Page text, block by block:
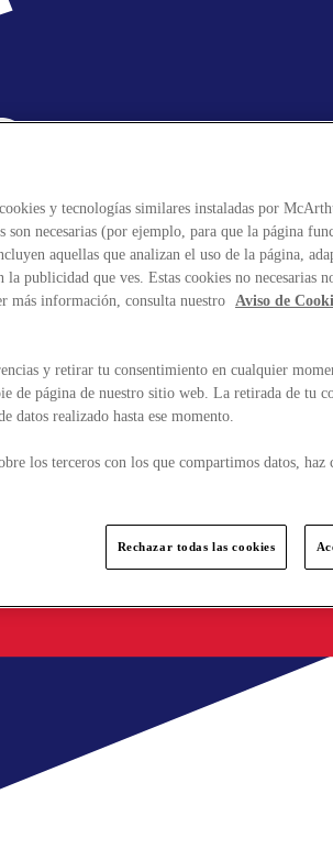
y tecnologías similares instaladas por
son necesarias (por ejemplo, para que la página
aquellas que analizan el uso de la página,
publicidad que ves. Estas cookies no necesarias
más información, consulta nuestro Aviso de
y retirar tu consentimiento en cualquier
de página de nuestro sitio web. La retirada de tu
datos realizado hasta ese momento.
los terceros con los que compartimos datos, haz
Rechazar todas las cookies